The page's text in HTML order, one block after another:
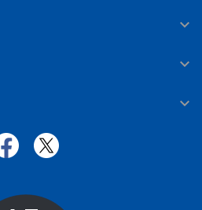


